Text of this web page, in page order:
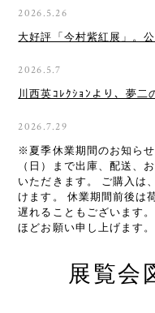
2026.5.26
2026.5.7
2026.7.29
※夏季休業期間のお知ら
（日）まで出庫、配送、
いただきます。 ご購入は
けます。 休業期間前後は
遅れることもございます